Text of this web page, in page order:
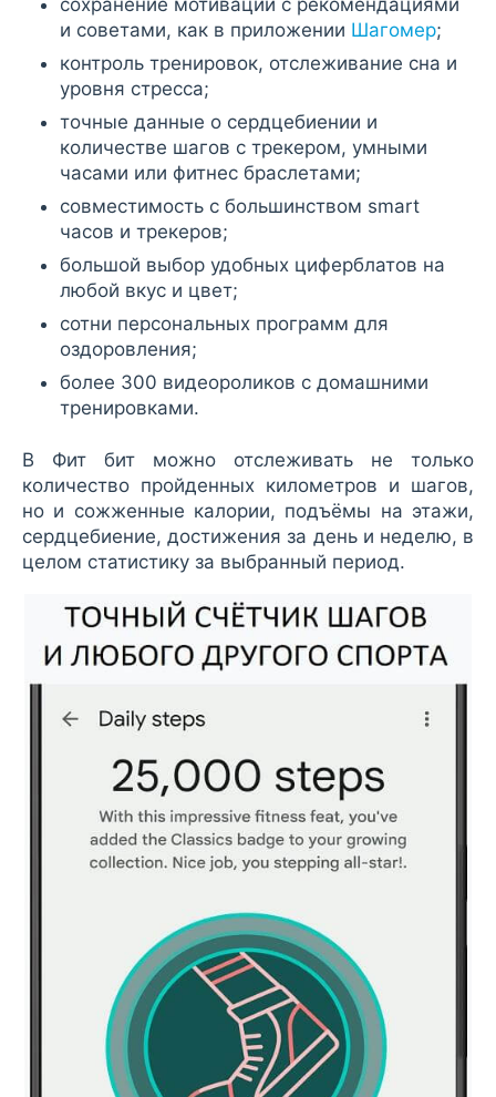
сохранение мотивации с рекомендациями
и советами, как в приложении Шагомер;
контроль тренировок, отслеживание сна и
уровня стресса;
точные данные о сердцебиении и
количестве шагов с трекером, умными
часами или фитнес браслетами;
совместимость с большинством smart
часов и трекеров;
большой выбор удобных циферблатов на
любой вкус и цвет;
сотни персональных программ для
оздоровления;
более 300 видеороликов с домашними
тренировками.
В Фит бит можно отслеживать не только
количество пройденных километров и шагов,
но и сожженные калории, подъёмы на этажи,
сердцебиение, достижения за день и неделю, в
целом статистику за выбранный период.